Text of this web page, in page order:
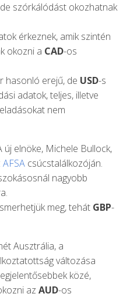
szórkálódást okozhatnak
érkeznek, amik szintén
okozni a CAD-os
hasonló erejű, de USD-s
adatok, teljes, illetve
nem
új elnöke, Michele Bullock,
AFSA csúcstalálkozóján.
nagyobb
meg, tehát GBP-
Ausztrália, a
változása
közé,
az AUD-os